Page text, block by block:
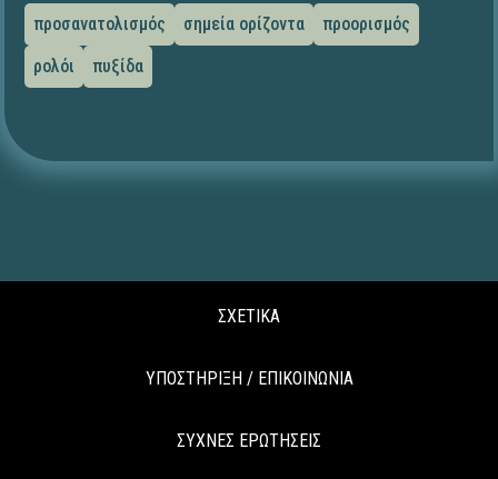
προσανατολισμός
σημεία ορίζοντα
προορισμός
ρολόι
πυξίδα
ΣΧΕΤΙΚΑ
ΥΠΟΣΤΗΡΙΞΗ / ΕΠΙΚΟΙΝΩΝΙΑ
ΣΥΧΝΕΣ ΕΡΩΤΗΣΕΙΣ